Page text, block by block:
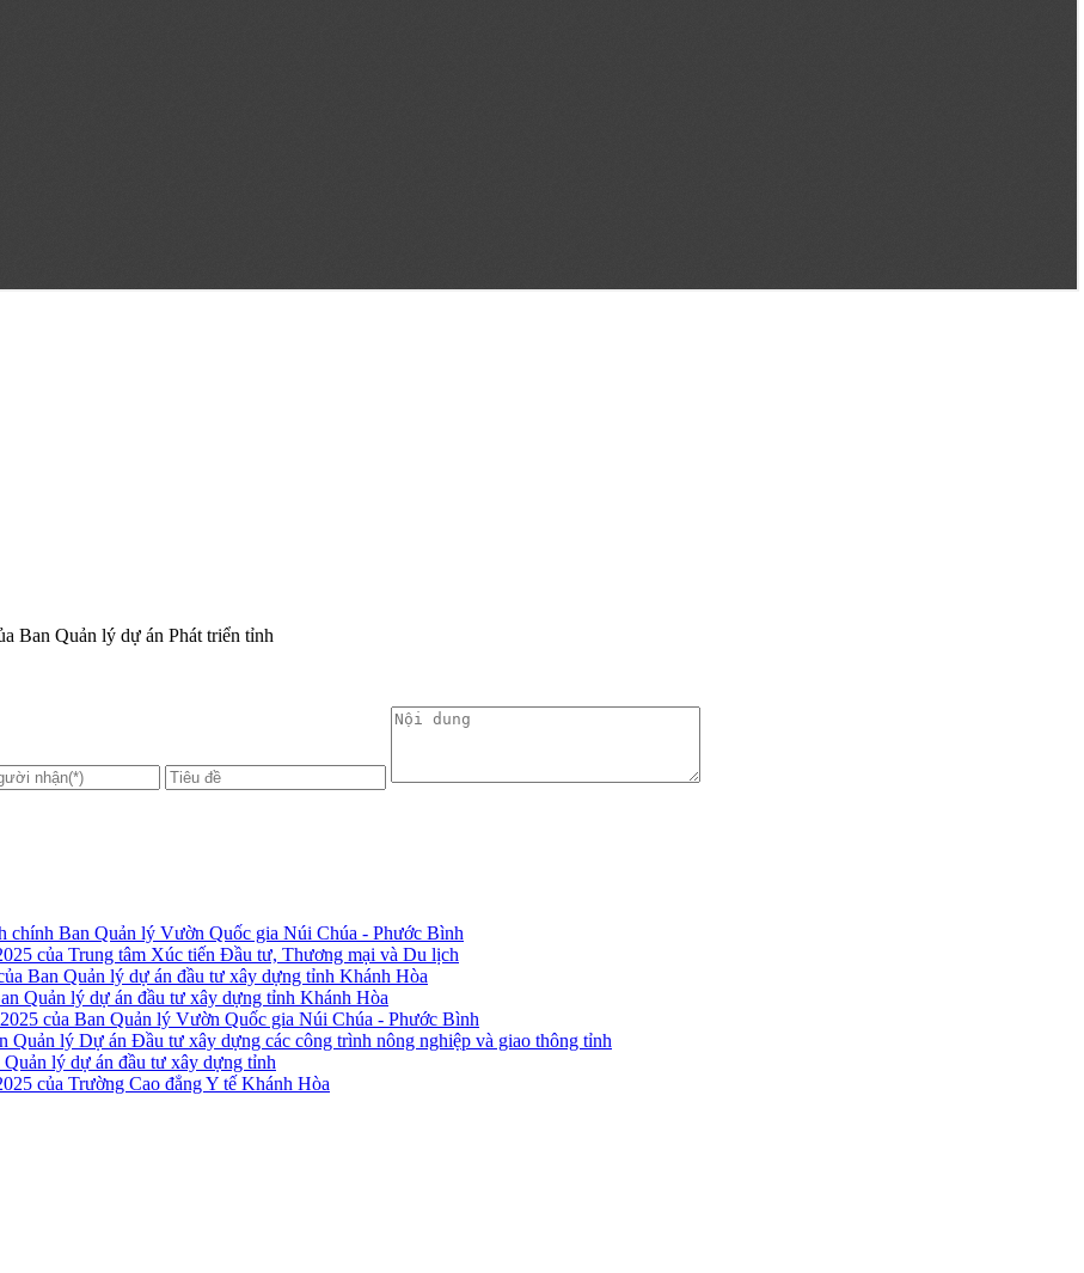
Ban Quản lý dự án Phát triển tỉnh
chính Ban Quản lý Vườn Quốc gia Núi Chúa - Phước Bình
của Trung tâm Xúc tiến Đầu tư, Thương mại và Du lịch
Ban Quản lý dự án đầu tư xây dựng tỉnh Khánh Hòa
Quản lý dự án đầu tư xây dựng tỉnh Khánh Hòa
của Ban Quản lý Vườn Quốc gia Núi Chúa - Phước Bình
Quản lý Dự án Đầu tư xây dựng các công trình nông nghiệp và giao thông tỉnh
lý dự án đầu tư xây dựng tỉnh
của Trường Cao đẳng Y tế Khánh Hòa